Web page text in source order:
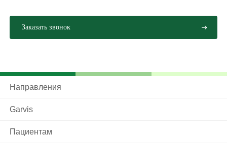
Направления
Garvis
Пациентам